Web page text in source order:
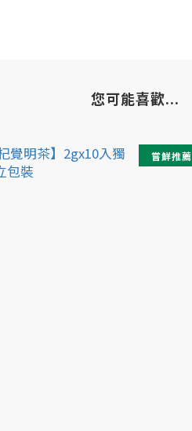
您可能喜歡...
嘗鮮推薦